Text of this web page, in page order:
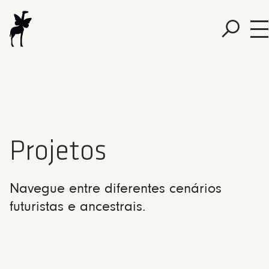
Projetos
Navegue entre diferentes cenários
futuristas e ancestrais.